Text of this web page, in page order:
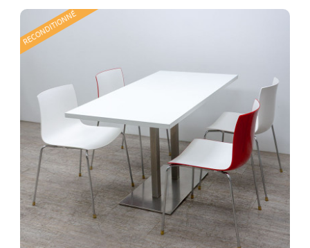
RECONDITIONNÉ